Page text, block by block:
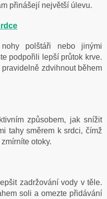
přinášejí největší úlevu.
polštáři nebo jinými
podpořili lepší průtok krve.
zdvihnout během
způsobem, jak snížit
tahy směrem k srdci, čímž
otoky.
zadržování vody v těle.
soli a omezte přidávání